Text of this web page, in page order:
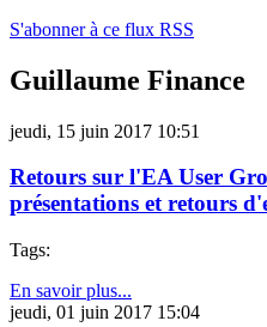
S'abonner à ce flux RSS
Guillaume Finance
jeudi, 15 juin 2017 10:51
Retours sur l'EA User
présentations et retours
Tags:
En savoir plus...
jeudi, 01 juin 2017 15:04